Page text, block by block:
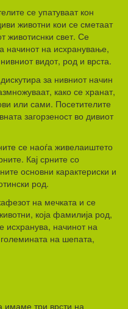
се упатуваат кон
животни кои се сметаат
животиснки свет. Се
начинот на исхранување,
видот, род и врста.
за нивниот начин
како се хранат,
или сами. Посетителите
загорзеност во дивиот
се наоѓа живелаиштето
Кај срните со
основни карактериски и
род.
на мечката и се
која фамилија род,
исхранува, начинот на
на шепата,
имаме три врсти на